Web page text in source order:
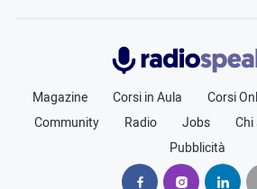
Magazine Corsi in Aula Corsi
Community
Radio Jobs
Pubblicità